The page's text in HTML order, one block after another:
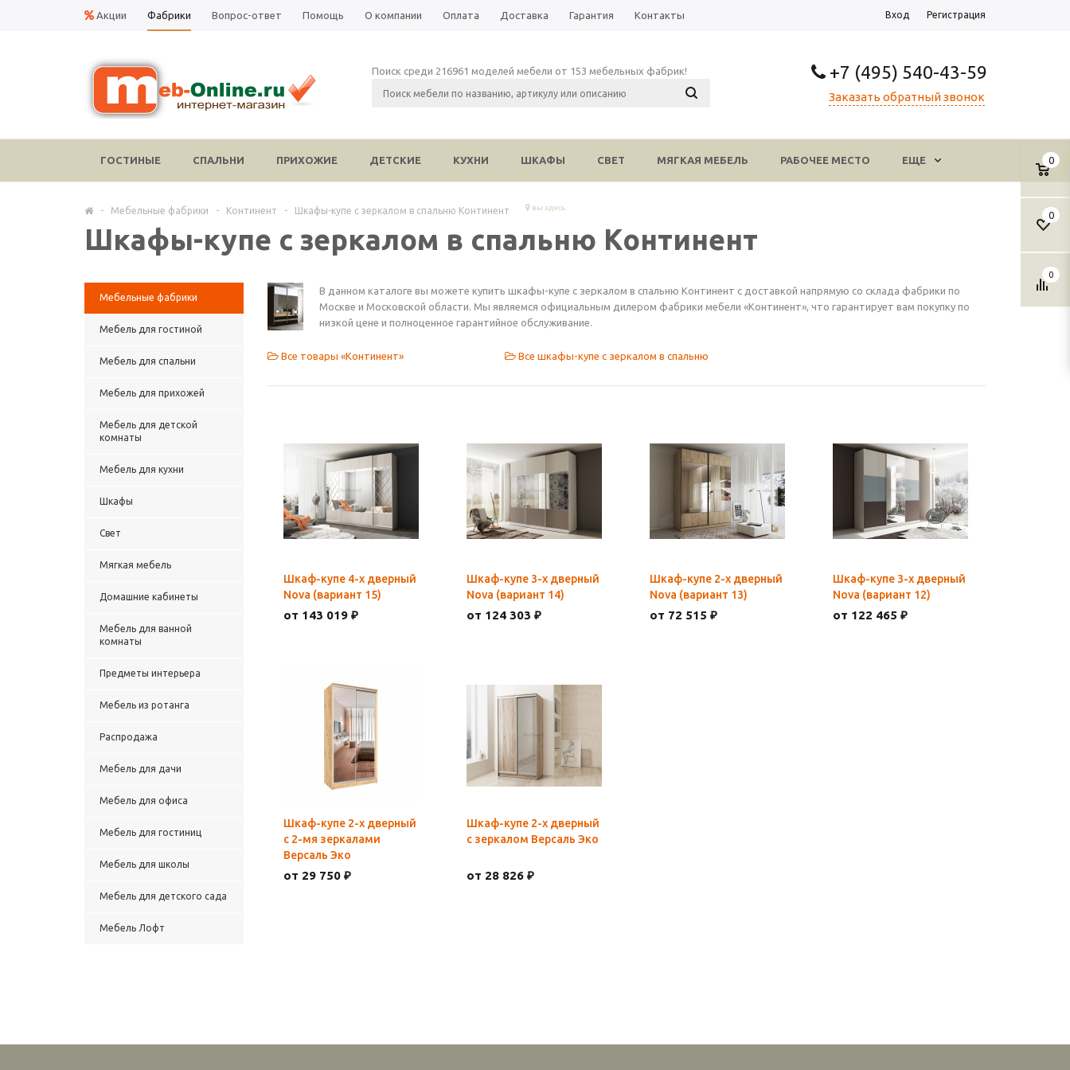
Акции Фабрики Вопрос-ответ Помощь О компании Оплата Доставка Гарантия Контакты Вход Регистрация
+7 (495) 540-43-59
Заказать обратный звонок
Поиск среди 216961 моделей мебели от 153 мебельных фабрик!
0
0
0
ГОСТИНЫЕ СПАЛЬНИ ПРИХОЖИЕ ДЕТСКИЕ КУХНИ ШКАФЫ СВЕТ МЯГКАЯ МЕБЕЛЬ РАБОЧЕЕ МЕСТО ЕЩЕ
- Мебельные фабрики - Континент - Шкафы-купе с зеркалом в спальню Континент вы здесь
Шкафы-купе с зеркалом в спальню Континент
Мебельные фабрики
Мебель для гостиной
Мебель для спальни
Мебель для прихожей
Мебель для детской
комнаты
Мебель для кухни
Шкафы
Свет
Мягкая мебель
Домашние кабинеты
Мебель для ванной
комнаты
Предметы интерьера
Мебель из ротанга
Распродажа
Мебель для дачи
Мебель для офиса
Мебель для гостиниц
Мебель для школы
Мебель для детского сада
Мебель Лофт
В данном каталоге вы можете купить шкафы-купе с зеркалом в спальню Континент с доставкой напрямую со склада фабрики по
Москве и Московской области. Мы являемся официальным дилером фабрики мебели «Континент», что гарантирует вам покупку по
низкой цене и полноценное гарантийное обслуживание.
Все товары «Континент» Все шкафы-купе с зеркалом в спальню
Шкаф-купе 4-х дверный
Nova (вариант 15)
от 143 019 ₽
Шкаф-купе 3-х дверный
Nova (вариант 14)
от 124 303 ₽
Шкаф-купе 2-х дверный
Nova (вариант 13)
от 72 515 ₽
Шкаф-купе 3-х дверный
Nova (вариант 12)
от 122 465 ₽
Шкаф-купе 2-х дверный
с 2-мя зеркалами
Версаль Эко
от 29 750 ₽
Шкаф-купе 2-х дверный
с зеркалом Версаль Эко
от 28 826 ₽